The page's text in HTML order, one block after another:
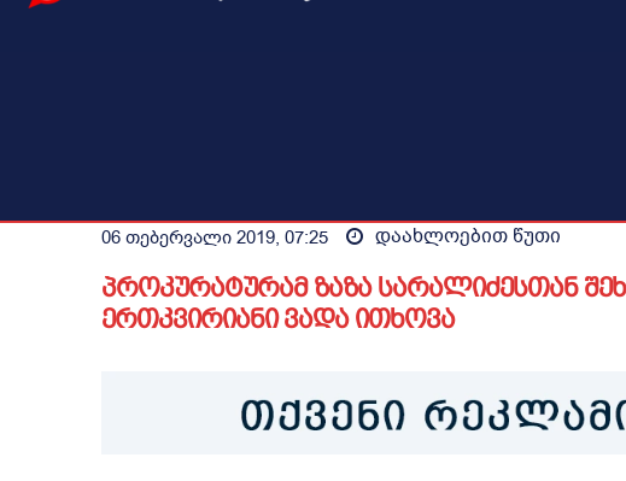
06 თებერვალი 2019, 07:25 დაახლოებით წუთი
პროკურატურამ ზაზა სარალიძესთან
ერთკვირიანი ვადა ითხოვა